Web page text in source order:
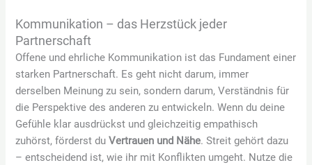
Kommunikation – das Herzstück jeder
Partnerschaft
Offene und ehrliche Kommunikation ist das Fundament einer
starken Partnerschaft. Es geht nicht darum, immer
derselben Meinung zu sein, sondern darum, Verständnis für
die Perspektive des anderen zu entwickeln. Wenn du deine
Gefühle klar ausdrückst und gleichzeitig empathisch
zuhörst, förderst duVertrauen und Nähe. Streit gehört dazu
– entscheidend ist, wie ihr mit Konflikten umgeht. Nutze die